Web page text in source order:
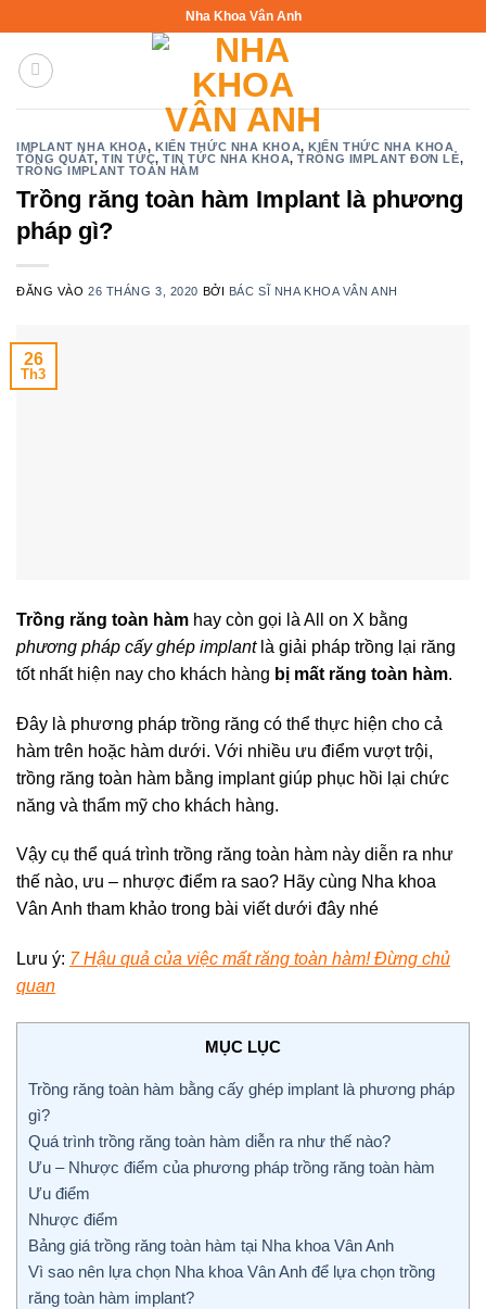
nội
Nha Khoa Vân Anh
IMPLANT NHA KHOA,KIẾN THỨC NHA KHOA,KIẾN THỨC NHA KHOA
TỔNG QUÁT,TIN TỨC,TIN TỨC NHA KHOA,TRỒNG IMPLANT ĐƠN LẺ,
TRỒNG IMPLANT TOÀN HÀM
Trồng răng toàn hàm Implant là phương
pháp gì?
ĐĂNG VÀO26 THÁNG 3, 2020 BỞI BÁC SĨ NHA KHOA VÂN ANH
26
Th3
Trồng răng toàn hàm hay còn gọi là All on X bằng
phương pháp cấy ghép implantlà giải pháp trồng lại răng
tốt nhất hiện nay cho khách hàng bị mất răng toàn hàm.
Đây là phương pháp trồng răng có thể thực hiện cho cả
hàm trên hoặc hàm dưới. Với nhiều ưu điểm vượt trội,
trồng răng toàn hàm bằng implant giúp phục hồi lại chức
năng và thẩm mỹ cho khách hàng.
Vậy cụ thể quá trình trồng răng toàn hàm này diễn ra như
thế nào, ưu – nhược điểm ra sao? Hãy cùng Nha khoa
Vân Anh tham khảo trong bài viết dưới đây nhé
Lưu ý: 7 Hậu quả của việc mất răng toàn hàm! Đừng chủ
quan
MỤC LỤC
Trồng răng toàn hàm bằng cấy ghép implant là phương pháp
gì?
Quá trình trồng răng toàn hàm diễn ra như thế nào?
Ưu – Nhược điểm của phương pháp trồng răng toàn hàm
Ưu điểm
Nhược điểm
Bảng giá trồng răng toàn hàm tại Nha khoa Vân Anh
Vì sao nên lựa chọn Nha khoa Vân Anh để lựa chọn trồng
răng toàn hàm implant?